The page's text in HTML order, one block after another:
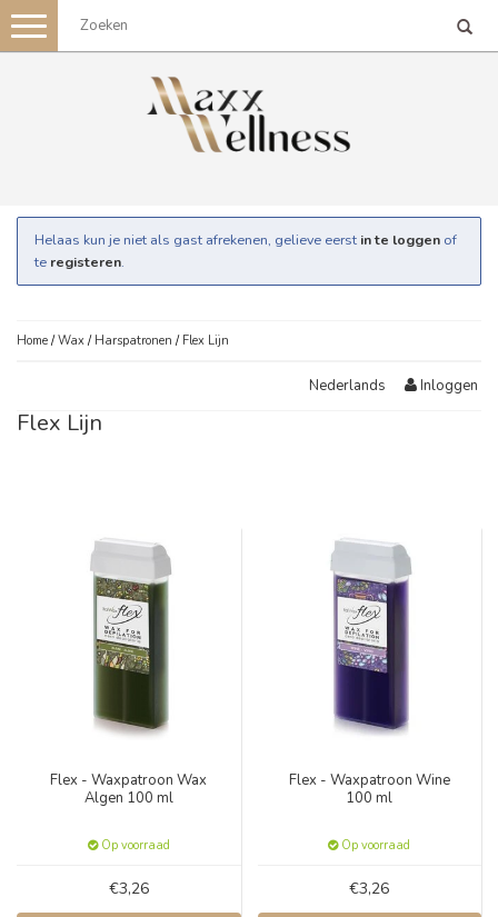
Toggle
navigation
Helaas kun je niet als gast afrekenen, gelieve eerst in te loggen of
te registeren.
Home /Wax / Harspatronen / Flex Lijn
Nederlands Inloggen
Flex Lijn
Flex - Waxpatroon Wax
Algen 100 ml
Op voorraad
€3,26
Flex - Waxpatroon Wine
100 ml
Op voorraad
€3,26